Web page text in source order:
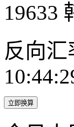
19633
反向汇
立即换算